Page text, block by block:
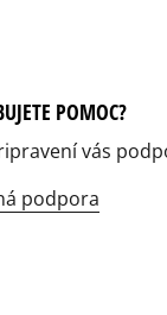
POMOC?
vás
podpora